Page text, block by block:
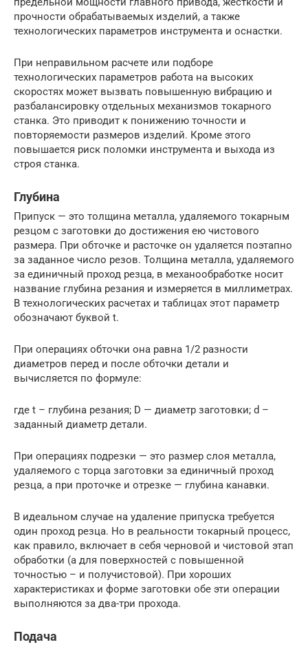
прочности обрабатываемых изделий, а также
технологических параметров инструмента и оснастки.
При неправильном расчете или подборе
технологических параметров работа на высоких
скоростях может вызвать повышенную вибрацию и
разбалансировку отдельных механизмов токарного
станка. Это приводит к понижению точности и
повторяемости размеров изделий. Кроме этого
повышается риск поломки инструмента и выхода из
строя станка.
Глубина
Припуск — это толщина металла, удаляемого токарным
резцом с заготовки до достижения ею чистового
размера. При обточке и расточке он удаляется поэтапно
за заданное число резов. Толщина металла, удаляемого
за единичный проход резца, в механообработке носит
название глубина резания и измеряется в миллиметрах.
В технологических расчетах и таблицах этот параметр
обозначают буквой t.
При операциях обточки она равна 1/2 разности
диаметров перед и после обточки детали и
вычисляется по формуле:
где t – глубина резания; D — диаметр заготовки; d –
заданный диаметр детали.
При операциях подрезки — это размер слоя металла,
удаляемого с торца заготовки за единичный проход
резца, а при проточке и отрезке — глубина канавки.
В идеальном случае на удаление припуска требуется
один проход резца. Но в реальности токарный процесс,
как правило, включает в себя черновой и чистовой этап
обработки (а для поверхностей с повышенной
точностью – и получистовой). При хороших
характеристиках и форме заготовки обе эти операции
выполняются за два-три прохода.
Подача